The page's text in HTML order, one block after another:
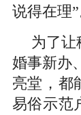
说得在理”
为了让
婚事新办
亮堂，都
易俗示范